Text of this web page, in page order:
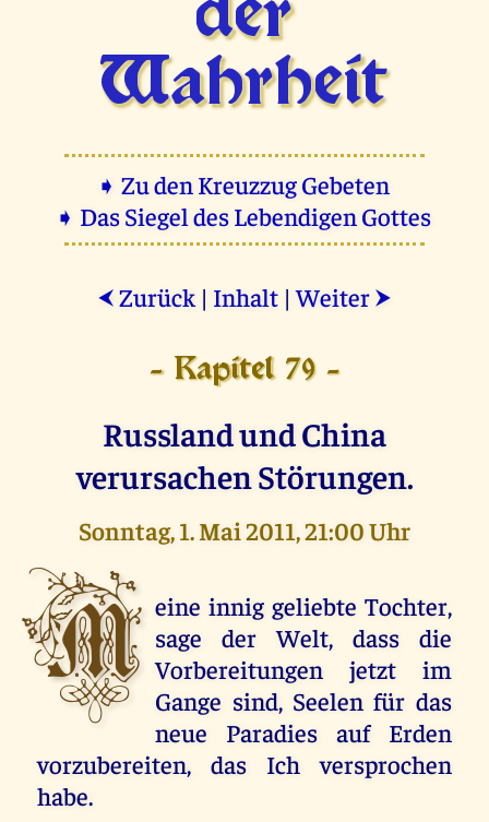
der
Wahrheit
➧ Zu den Kreuzzug Gebeten
➧ Das Siegel des Lebendigen Gottes
⮜ Zurück | Inhalt |Weiter ⮞
- Kapitel 79 -
Russland und China
verursachen Störungen.
Sonntag, 1. Mai 2011, 21:00 Uhr
M eine innig geliebte Tochter,
sage der Welt, dass die
Vorbereitungen jetzt im
Gange sind, Seelen für das
neue Paradies auf Erden
vorzubereiten, das Ich versprochen
habe.